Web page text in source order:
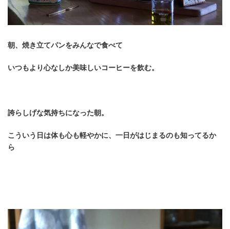
朝、焼き立てパンをみんなで食べて
いつもより心なしか美味しいコーヒーを飲む。
誇らしげな気持ちになった朝。
こういう日は体も心も軽やかに、 一日がはじまるのも知ってるか
ら